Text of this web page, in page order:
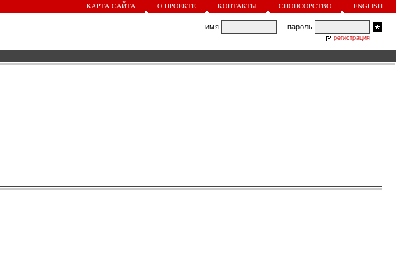
КАРТА САЙТА О ПРОЕКТЕ КОНТАКТЫ СПОНСОРСТВО ENGLISH
имя пароль
регистрация